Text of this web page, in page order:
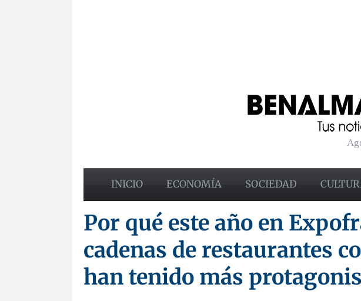
INICIO ECONOMÍA SOCIEDAD
Por qué este año en
cadenas de restaurantes
han tenido más